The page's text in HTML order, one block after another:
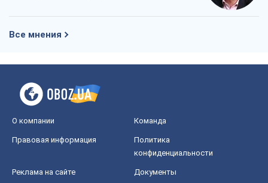
Все мнения
О компании Команда
Правовая информация
Политика
конфиденциальности
Реклама на сайте Документы